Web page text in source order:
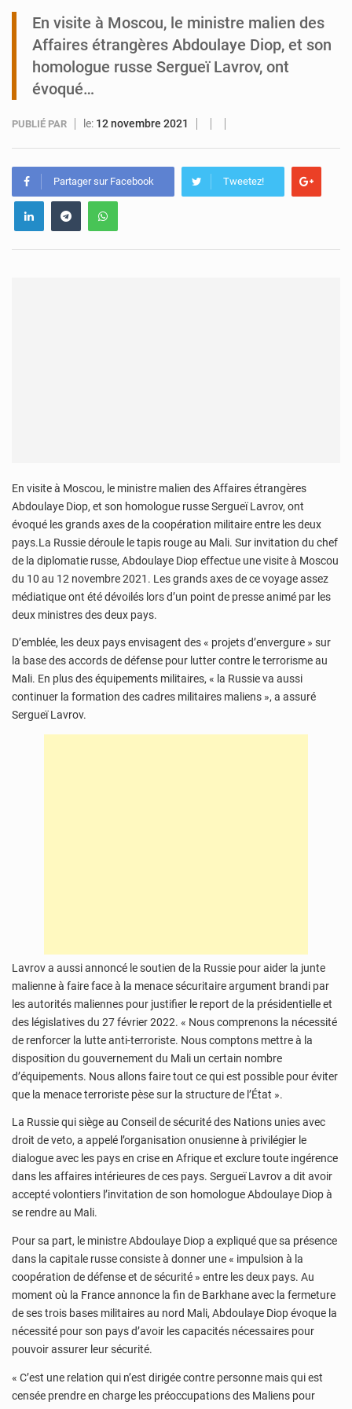
Tibiri : le dialogue, nouveau terrain de jeu pour la paix
En visite à Moscou, le ministre malien des
Affaires étrangères Abdoulaye Diop, et son
homologue russe Sergueï Lavrov, ont
évoqué…
PUBLIÉ PAR le: 12 novembre 2021
Partager sur Facebook Tweetez!
En visite à Moscou, le ministre malien des Affaires étrangères
Abdoulaye Diop, et son homologue russe Sergueï Lavrov, ont
évoqué les grands axes de la coopération militaire entre les deux
pays.La Russie déroule le tapis rouge au Mali. Sur invitation du chef
de la diplomatie russe, Abdoulaye Diop effectue une visite à Moscou
du 10 au 12 novembre 2021. Les grands axes de ce voyage assez
médiatique ont été dévoilés lors d’un point de presse animé par les
deux ministres des deux pays.
D’emblée, les deux pays envisagent des « projets d’envergure » sur
la base des accords de défense pour lutter contre le terrorisme au
Mali. En plus des équipements militaires, « la Russie va aussi
continuer la formation des cadres militaires maliens », a assuré
Sergueï Lavrov.
Lavrov a aussi annoncé le soutien de la Russie pour aider la junte
malienne à faire face à la menace sécuritaire argument brandi par
les autorités maliennes pour justifier le report de la présidentielle et
des législatives du 27 février 2022. « Nous comprenons la nécessité
de renforcer la lutte anti-terroriste. Nous comptons mettre à la
disposition du gouvernement du Mali un certain nombre
d’équipements. Nous allons faire tout ce qui est possible pour éviter
que la menace terroriste pèse sur la structure de l’État ».
La Russie qui siège au Conseil de sécurité des Nations unies avec
droit de veto, a appelé l’organisation onusienne à privilégier le
dialogue avec les pays en crise en Afrique et exclure toute ingérence
dans les affaires intérieures de ces pays. Sergueï Lavrov a dit avoir
accepté volontiers l’invitation de son homologue Abdoulaye Diop à
se rendre au Mali.
Pour sa part, le ministre Abdoulaye Diop a expliqué que sa présence
dans la capitale russe consiste à donner une « impulsion à la
coopération de défense et de sécurité » entre les deux pays. Au
moment où la France annonce la fin de Barkhane avec la fermeture
de ses trois bases militaires au nord Mali, Abdoulaye Diop évoque la
nécessité pour son pays d’avoir les capacités nécessaires pour
pouvoir assurer leur sécurité.
« C’est une relation qui n’est dirigée contre personne mais qui est
censée prendre en charge les préoccupations des Maliens pour